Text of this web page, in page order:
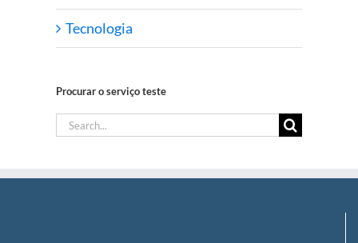
Tecnologia
Procurar o serviço teste
Search